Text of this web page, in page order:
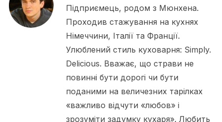
Підприємець, родом з Мюнхена.
Проходив стажування на кухнях
Німеччини, Італії та Франції.
Улюблений стиль куховарня: Simply.
Delicious. Вважає, що страви не
повинні бути дорогі чи бути
поданими на величезних тарілках
«важливо відчути «любов» і
зрозуміти задумку кухаря». Любить